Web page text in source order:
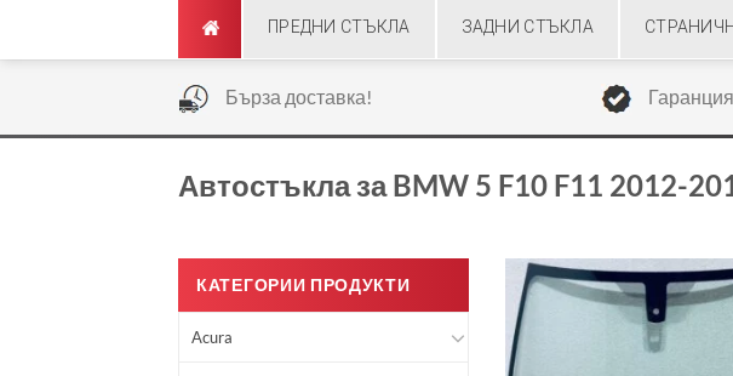
ПРЕДНИ СТЪКЛА ЗАДНИ СТЪКЛА
Бърза доставка!
Автостъкла за BMW 5 F10 F11 2012-
КАТЕГОРИИ ПРОДУКТИ
Acura